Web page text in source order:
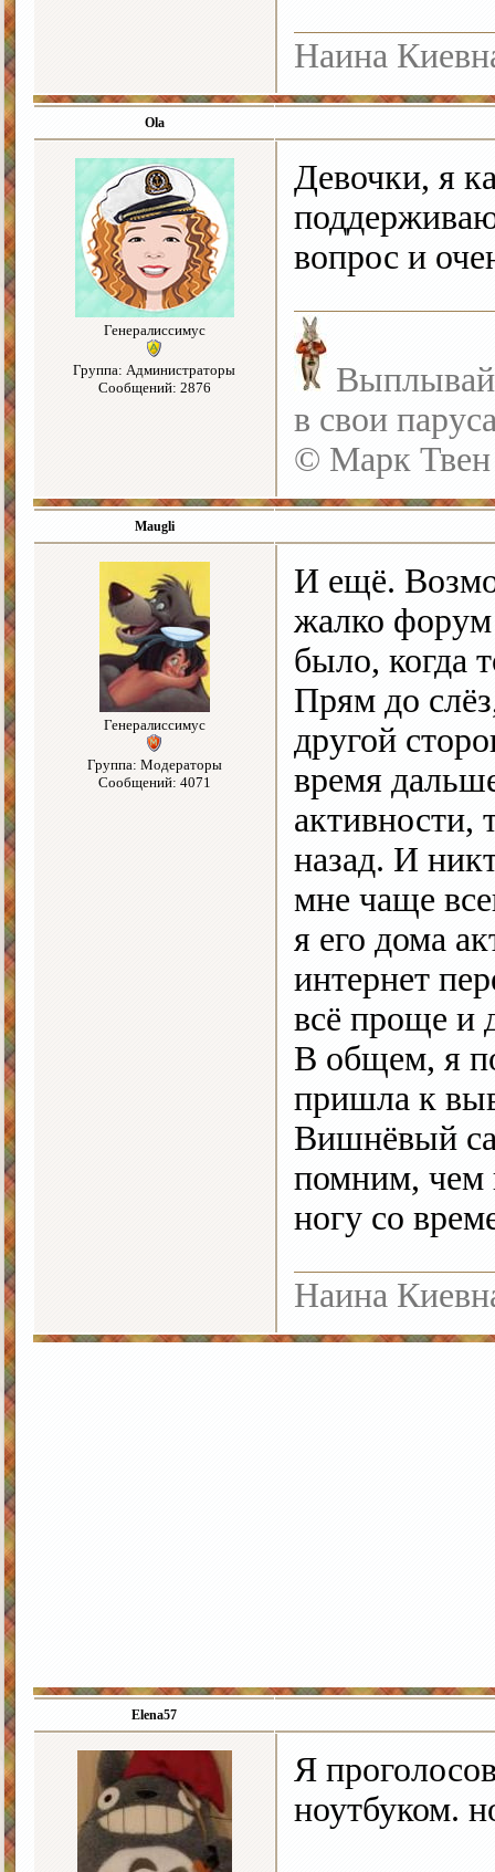
Наина
Ola
Генералиссимус
Группа: Администраторы
Сообщений: 2876
Девочки, я
вопрос и
в свои
© Марк Твен
Maugli
Генералиссимус
Группа: Модераторы
Сообщений: 4071
И ещё.
жалко
было, когда
Прям до
другой
время
активности,
назад. И
мне чаще
я его дома
интернет
всё проще и
В общем, я
пришла к
Вишнёвый
помним, чем
ногу со
Наина
Elena57
Я
ноутбуком.